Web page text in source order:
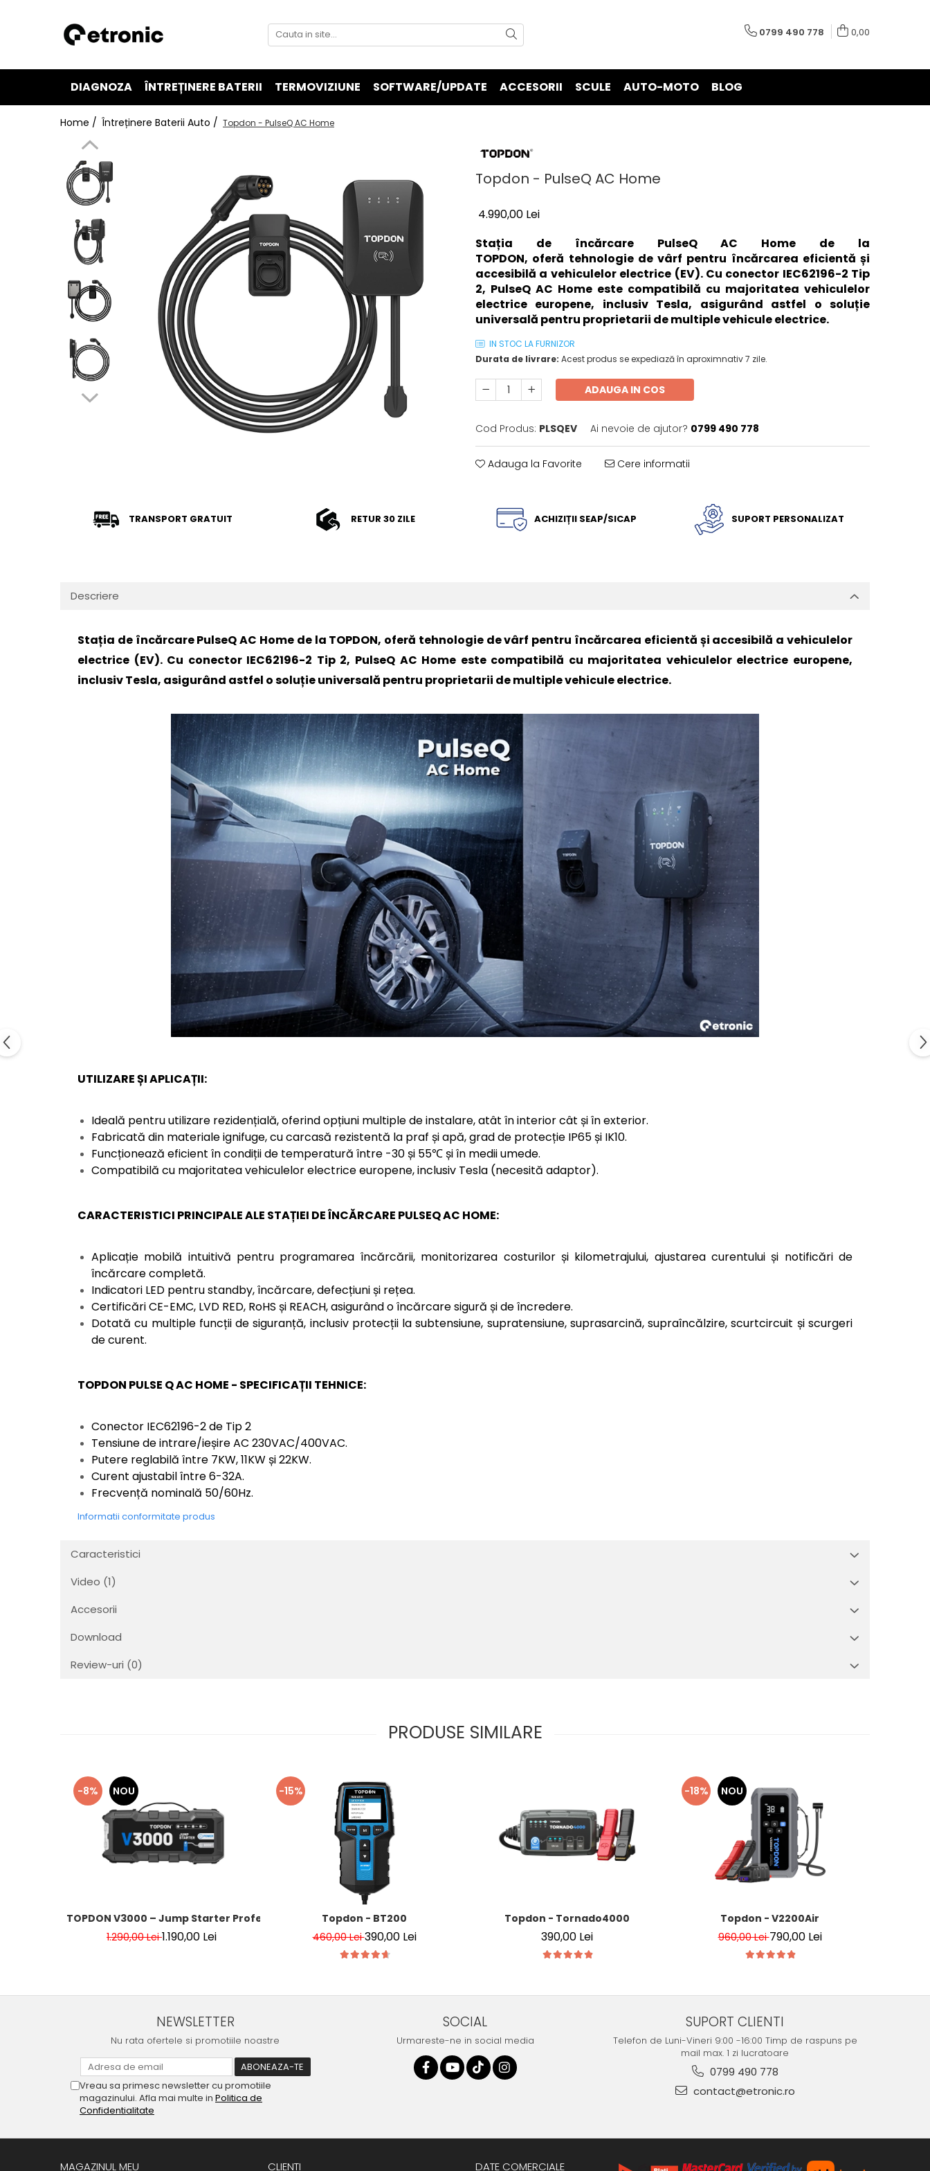
0799 490 778 0,00
DIAGNOZA ÎNTREȚINERE BATERII TERMOVIZIUNE SOFTWARE/UPDATE ACCESORII SCULE AUTO-MOTO BLOG
Home / Întreținere Baterii Auto / Topdon - PulseQ AC Home
Topdon - PulseQ AC Home
4.990,00 Lei
Stația de încărcare PulseQ AC Home de la
TOPDON, oferă tehnologie de vârf pentru încărcarea eficientă și
accesibilă a vehiculelor electrice (EV). Cu conector IEC62196-2 Tip
2, PulseQ AC Home este compatibilă cu majoritatea vehiculelor
electrice europene, inclusiv Tesla, asigurând astfel o soluție
universală pentru proprietarii de multiple vehicule electrice.
IN STOC LA FURNIZOR
Durata de livrare: Acest produs se expediază în aproximnativ 7 zile.
ADAUGA IN COS
Cod Produs: PLSQEV Ai nevoie de ajutor? 0799 490 778
Adauga la Favorite Cere informatii
TRANSPORT GRATUIT RETUR 30 ZILE ACHIZIȚII SEAP/SICAP SUPORT PERSONALIZAT
Descriere
Stația de încărcare PulseQ AC Home de la TOPDON, oferă tehnologie de vârf pentru încărcarea eficientă și accesibilă a vehiculelor
electrice (EV). Cu conector IEC62196-2 Tip 2, PulseQ AC Home este compatibilă cu majoritatea vehiculelor electrice europene,
inclusiv Tesla, asigurând astfel o soluție universală pentru proprietarii de multiple vehicule electrice.
UTILIZARE ȘI APLICAȚII:
Ideală pentru utilizare rezidențială, oferind opțiuni multiple de instalare, atât în interior cât și în exterior.
Fabricată din materiale ignifuge, cu carcasă rezistentă la praf și apă, grad de protecție IP65 și IK10.
Funcționează eficient în condiții de temperatură între -30 și 55℃ și în medii umede.
Compatibilă cu majoritatea vehiculelor electrice europene, inclusiv Tesla (necesită adaptor).
CARACTERISTICI PRINCIPALE ALE STAȚIEI DE ÎNCĂRCARE PULSEQ AC HOME:
Aplicație mobilă intuitivă pentru programarea încărcării, monitorizarea costurilor și kilometrajului, ajustarea curentului și notificări de
încărcare completă.
Indicatori LED pentru standby, încărcare, defecțiuni și rețea.
Certificări CE-EMC, LVD RED, RoHS și REACH, asigurând o încărcare sigură și de încredere.
Dotată cu multiple funcții de siguranță, inclusiv protecții la subtensiune, supratensiune, suprasarcină, supraîncălzire, scurtcircuit și scurgeri
de curent.
TOPDON PULSE Q AC HOME - SPECIFICAȚII TEHNICE:
Conector IEC62196-2 de Tip 2
Tensiune de intrare/ieșire AC 230VAC/400VAC.
Putere reglabilă între 7KW, 11KW și 22KW.
Curent ajustabil între 6-32A.
Frecvență nominală 50/60Hz.
Informatii conformitate produs
Caracteristici
Video (1)
Accesorii
Download
Review-uri (0)
PRODUSE SIMILARE
-8% NOU
TOPDON V3000 – Jump Starter Profesional 12V, 3000A
1.290,00 Lei1.190,00 Lei
-15%
Topdon - BT200
460,00 Lei390,00 Lei
Topdon - Tornado4000
390,00 Lei
-18% NOU
Topdon - V2200Air
960,00 Lei790,00 Lei
NEWSLETTER
Nu rata ofertele si promotiile noastre
Vreau sa primesc newsletter cu promotiile
magazinului. Afla mai multe in Politica de
Confidentialitate
SOCIAL
Urmareste-ne in social media
SUPORT CLIENTI
Telefon de Luni-Vineri 9:00 -16:00 Timp de raspuns pe
mail max. 1 zi lucratoare
0799 490 778
contact@etronic.ro
MAGAZINUL MEU CLIENTI DATE COMERCIALE